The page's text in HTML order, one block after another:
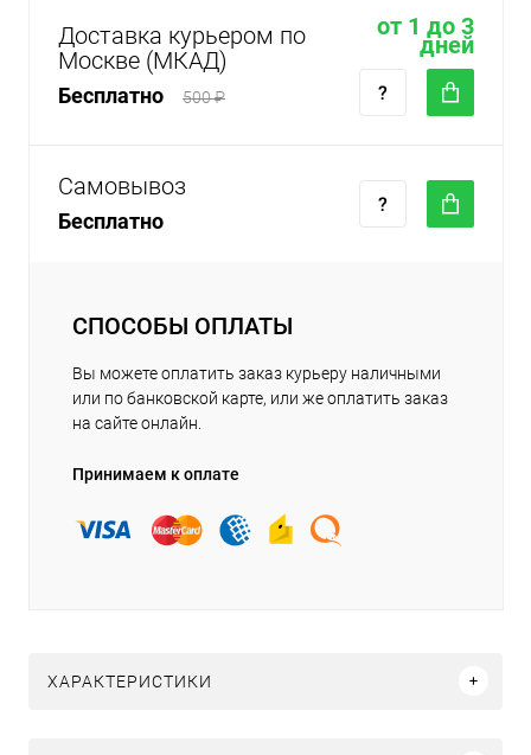
Доставка курьером по
Москве (МКАД)
Бесплатно 500 ₽
от 1 до 3
дней
Самовывоз
Бесплатно
СПОСОБЫ ОПЛАТЫ
Вы можете оплатить заказ курьеру наличными
или по банковской карте, или же оплатить заказ
на сайте онлайн.
Принимаем к оплате
ХАРАКТЕРИСТИКИ